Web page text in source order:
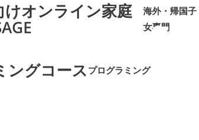
けオンライン家庭
海外・帰国子
女専門
ングコース プログラミング